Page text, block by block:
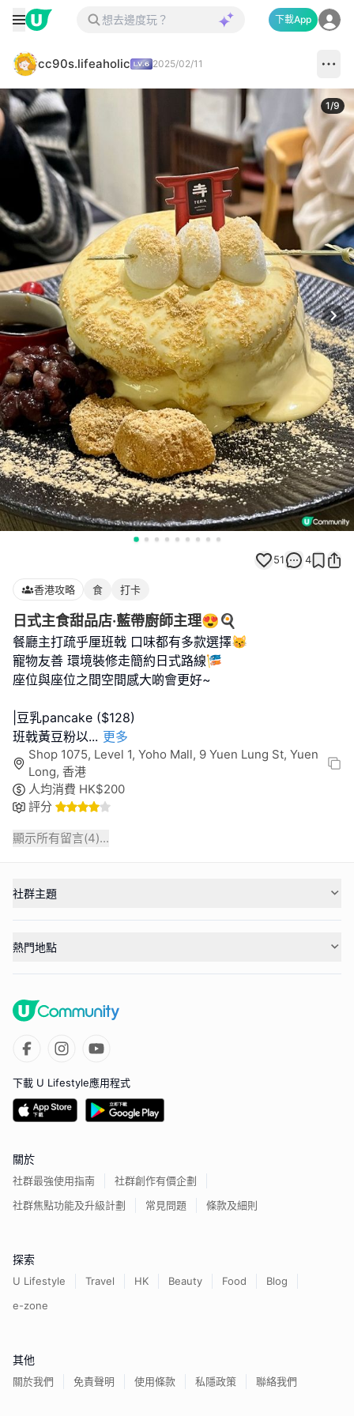
下載App
cc90s.lifeaholic 2025/02/11
1/9
51 4
香港攻略 食 打卡
日式主食甜品店·藍帶廚師主理😍🍳
餐廳主打疏乎厘班戟 口味都有多款選擇😽
寵物友善 環境裝修走簡約日式路線🎏
座位與座位之間空間感大啲會更好~
|豆乳pancake ($128)
班戟黃豆粉以... 更多
Shop 1075, Level 1, Yoho Mall, 9 Yuen Lung St, Yuen
Long, 香港
人均消費 HK$200
評分
顯示所有留言(4)...
社群主題
熱門地點
下載 U Lifestyle應用程式
關於
社群最強使用指南
社群創作有價企劃
社群焦點功能及升級計劃
常見問題 條款及細則
探索
U Lifestyle Travel HK Beauty Food
Blog
e-zone
其他
關於我們 免責聲明 使用條款 私隱政策 聯絡我們